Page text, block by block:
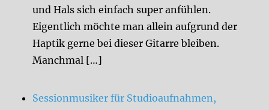
und Hals sich einfach super anfühlen.
Eigentlich möchte man allein aufgrund der
Haptik gerne bei dieser Gitarre bleiben.
Manchmal […]
Sessionmusiker für Studioaufnahmen,